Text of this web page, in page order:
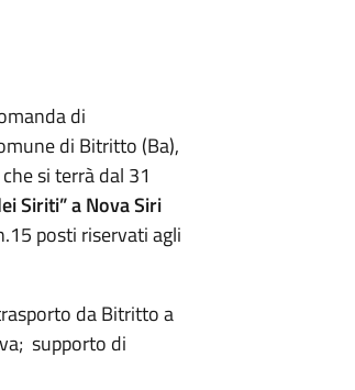
di
di Bitritto (Ba),
si terrà dal 31
Siriti” a Nova Siri
posti riservati agli
da Bitritto a
supporto di